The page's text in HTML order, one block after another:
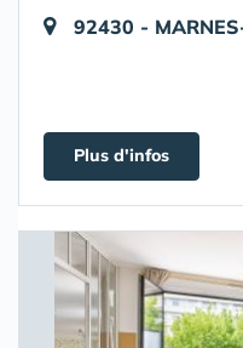
92430 -
Plus d'infos